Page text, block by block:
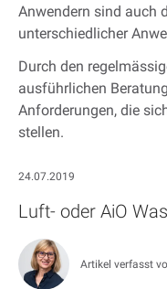
Anwendern sind auch
unterschiedlicher
Durch den
ausführlichen
Anforderungen, die
stellen.
24.07.2019
Luft- oder AiO
Artikel verfasst